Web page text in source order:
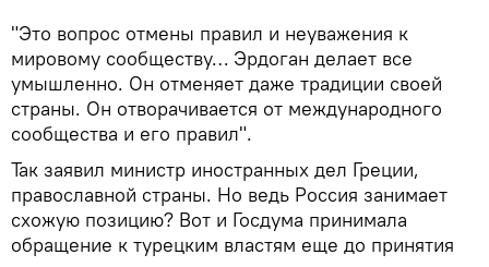
"Это вопрос отмены правил и неуважения к
мировому сообществу… Эрдоган делает все
умышленно. Он отменяет даже традиции своей
страны. Он отворачивается от международного
сообщества и его правил".
Так заявил министр иностранных дел Греции,
православной страны. Но ведь Россия занимает
схожую позицию? Вот и Госдума принимала
обращение к турецким властям еще до принятия